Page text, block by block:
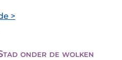
>
onder de wolken